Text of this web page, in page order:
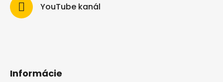
YouTube kanál
Informácie